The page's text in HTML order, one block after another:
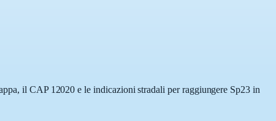
il CAP 12020 e le indicazioni stradali per raggiungere Sp23 in